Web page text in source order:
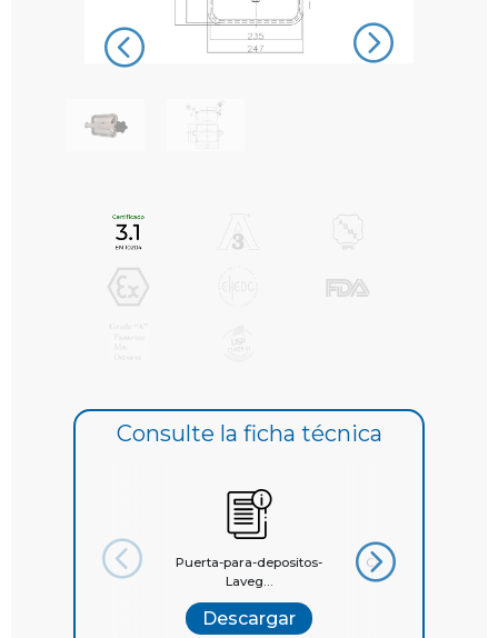
Consulte la ficha técnica
Puerta-para-depositos-
Laveg...
Descargar
Catálogo General